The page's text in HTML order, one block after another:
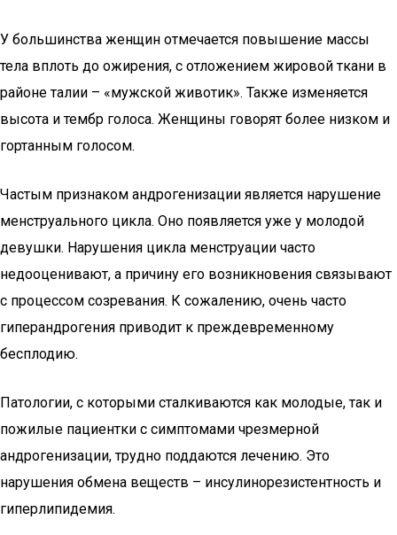
У большинства женщин отмечается повышение массы
тела вплоть до ожирения, с отложением жировой ткани в
районе талии – «мужской животик». Также изменяется
высота и тембр голоса. Женщины говорят более низком и
гортанным голосом.
Частым признаком андрогенизации является нарушение
менструального цикла. Оно появляется уже у молодой
девушки. Нарушения цикла менструации часто
недооценивают, а причину его возникновения связывают
с процессом созревания. К сожалению, очень часто
гиперандрогения приводит к преждевременному
бесплодию.
Патологии, с которыми сталкиваются как молодые, так и
пожилые пациентки с симптомами чрезмерной
андрогенизации, трудно поддаются лечению. Это
нарушения обмена веществ – инсулинорезистентность и
гиперлипидемия.